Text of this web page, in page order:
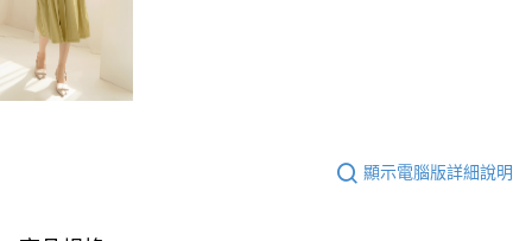
顯示電腦版詳細說明